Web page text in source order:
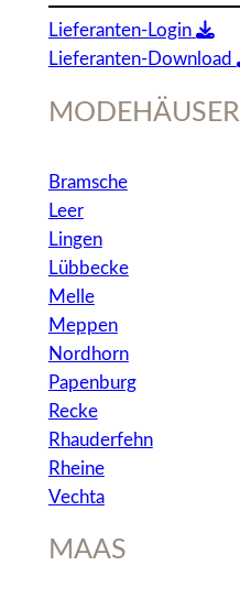
Lieferanten-Login
Lieferanten-Download
MODEHÄUSER
Bramsche
Leer
Lingen
Lübbecke
Melle
Meppen
Nordhorn
Papenburg
Recke
Rhauderfehn
Rheine
Vechta
MAAS